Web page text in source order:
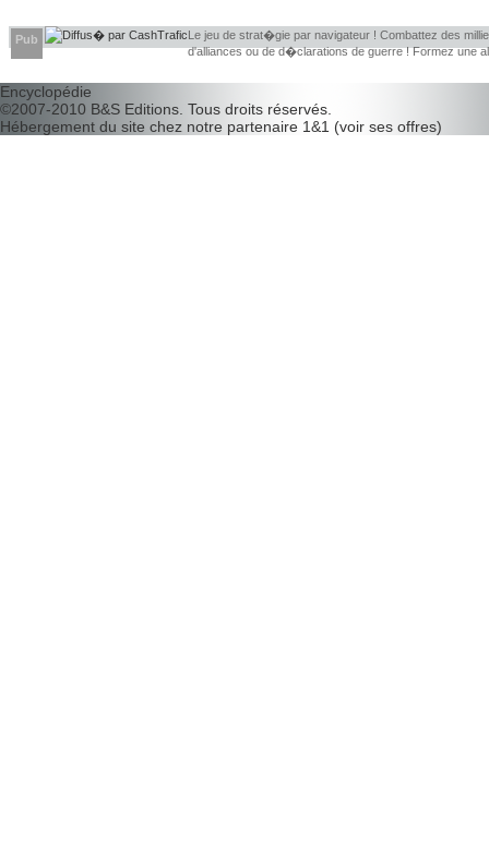
Pub
Le jeu de strat�gie par navigateur ! Combattez des
d'alliances ou de d�clarations de guerre ! Formez une
Encyclopédie
©2007-2010 B&S Editions . Tous droits réservés.
Hébergement du site chez notre partenaire 1&1 (voir ses offres)